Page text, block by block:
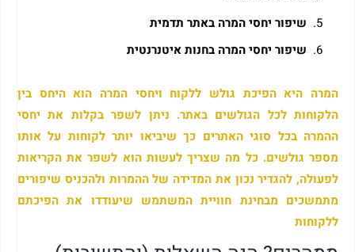
שיפור יחסי המרה באתר תדמית
שיפור יחסי המרה בחנות איטנרנטית
המרה היא הפיכת גולש ללקוח ויחסי המרה הוא היחס בין
הלקוחות לכל הגולשים באתר. ניתן לשפר בקלות את יחסי
ההמרה בכל סוגי האתרים כך שיביאו יותר לקוחות על אותו
מספר גולשים. כל מה שצריך לעשות הוא לשפר את הקריאות
לפעולה, להגדיר נכון את המדידה של ההמרות ולהכניס שיפורים
מתמשכים מבחינת חוויית המשתמש שיעודדו את הפיכתם
ללקוחות